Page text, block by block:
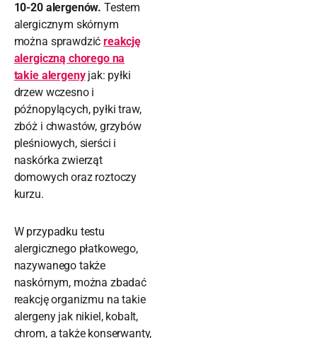
10-20 alergenów. Testem
alergicznym skórnym
można sprawdzićreakcję
alergiczną chorego na
takie alergenyjak: pyłki
drzew wczesno i
późnopylących, pyłki traw,
zbóż i chwastów, grzybów
pleśniowych, sierści i
naskórka zwierząt
domowych oraz roztoczy
kurzu.
W przypadku testu
alergicznego płatkowego,
nazywanego także
naskórnym, można zbadać
reakcję organizmu na takie
alergeny jak nikiel, kobalt,
chrom, a także konserwanty,